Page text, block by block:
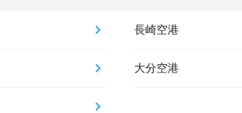
長崎空港
大分空港